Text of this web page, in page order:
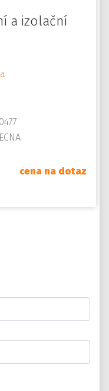
a izolační
cena na dotaz